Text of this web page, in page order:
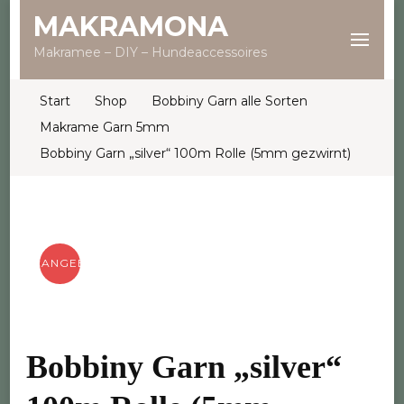
MAKRAMONA
Makramee – DIY – Hundeaccessoires
Start Shop
Bobbiny Garn alle Sorten
Makrame Garn 5mm
Bobbiny Garn „silver“ 100m Rolle (5mm gezwirnt)
ANGEBOT!
Bobbiny Garn „silver“